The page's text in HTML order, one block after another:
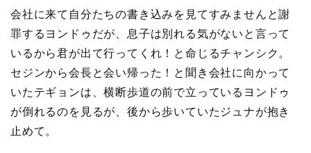
会社に来て自分たちの書き込みを見てすみませんと謝
罪するヨンドゥだが、息子は別れる気がないと言って
いるから君が出て行ってくれ！と命じるチャンシク。
セジンから会長と会い帰った！と聞き会社に向かって
いたテギョンは、横断歩道の前で立っているヨンドゥ
が倒れるのを見るが、後から歩いていたジュナが抱き
止めて。